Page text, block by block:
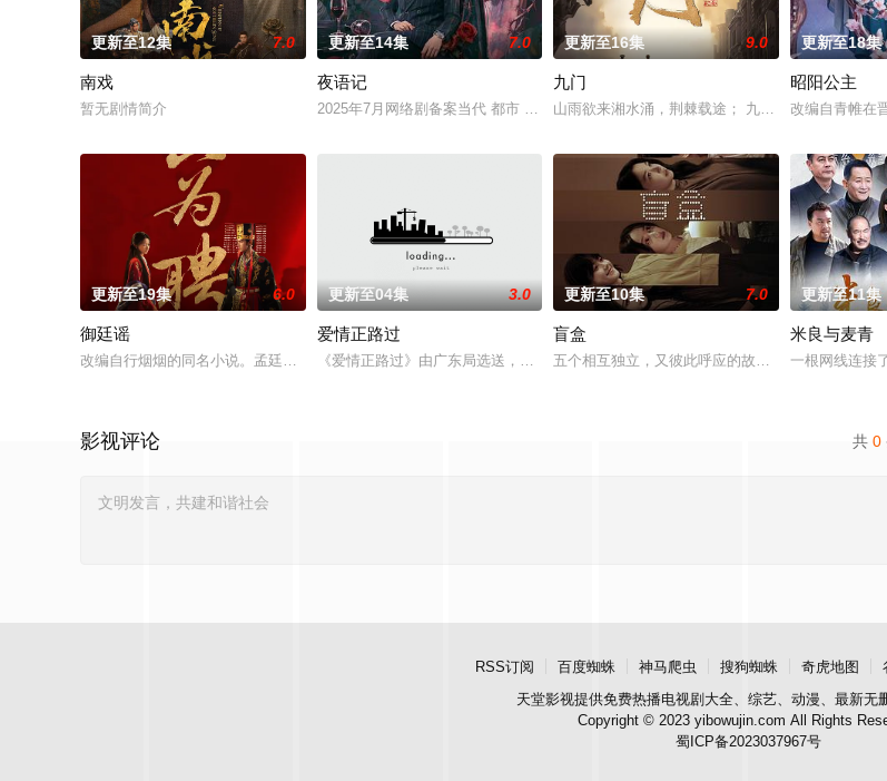
更新至12集 7.0
南戏
暂无剧情简介
更新至14集 7.0
夜语记
2025年7月网络剧备案当代 都市 海南越酷文化传媒有限公司
更新至16集 9.0
九门
山雨欲来湘水涌，荆棘载途； 九门连枝入新局，即
更新至18集
昭阳公主
改编自青帷在
更新至19集 6.0
御廷谣
改编自行烟烟的同名小说。孟廷辉，大平王朝有史以来个以女子进士科三元及第入翰林院的奇女子。十年前的她被他从死人堆
更新至04集 3.0
爱情正路过
《爱情正路过》由广东局选送，岭南文化传媒（广东）有限公司出品，10分钟*12集，
更新至10集 7.0
盲盒
五个相互独立，又彼此呼应的故事——用一场精心策
更新至11集
米良与麦青
一根网线连接
共 0
影视评论
RSS订阅 百度蜘蛛 神马爬虫 搜狗蜘蛛 奇虎地图
天堂影视提供免费热播电视剧大全、综艺、动漫、最新无
Copyright © 2023 yibowujin.com All Rights
蜀ICP备2023037967号